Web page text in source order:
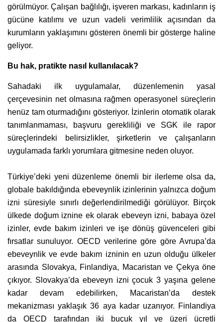
görülmüyor. Çalışan bağlılığı, işveren markası, kadınların iş
gücüne katılımı ve uzun vadeli verimlilik açısından da
kurumların yaklaşımını gösteren önemli bir gösterge haline
geliyor.
Bu hak, pratikte nasıl kullanılacak?
Sahadaki ilk uygulamalar, düzenlemenin yasal
çerçevesinin net olmasına rağmen operasyonel süreçlerin
henüz tam oturmadığını gösteriyor. İzinlerin otomatik olarak
tanımlanmaması, başvuru gerekliliği ve SGK ile rapor
süreçlerindeki belirsizlikler, şirketlerin ve çalışanların
uygulamada farklı yorumlara gitmesine neden oluyor.
Türkiye’deki yeni düzenleme önemli bir ilerleme olsa da,
globale bakıldığında ebeveynlik izinlerinin yalnızca doğum
izni süresiyle sınırlı değerlendirilmediği görülüyor. Birçok
ülkede doğum iznine ek olarak ebeveyn izni, babaya özel
izinler, evde bakım izinleri ve işe dönüş güvenceleri gibi
fırsatlar sunuluyor. OECD verilerine göre göre Avrupa’da
ebeveynlik ve evde bakım izninin en uzun olduğu ülkeler
arasında Slovakya, Finlandiya, Macaristan ve Çekya öne
çıkıyor. Slovakya’da ebeveyn izni çocuk 3 yaşına gelene
kadar devam edebilirken, Macaristan’da destek
mekanizması yaklaşık 36 aya kadar uzanıyor. Finlandiya
da OECD tarafından iki buçuk yıl ve üzeri ücretli